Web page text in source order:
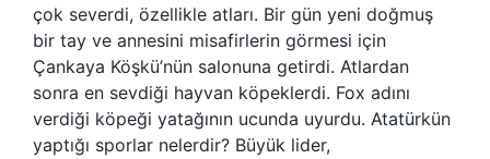
çok severdi, özellikle atları. Bir gün yeni doğmuş
bir tay ve annesini misafirlerin görmesi için
Çankaya Köşkü’nün salonuna getirdi. Atlardan
sonra en sevdiği hayvan köpeklerdi. Fox adını
verdiği köpeği yatağının ucunda uyurdu. Atatürkün
yaptığı sporlar nelerdir? Büyük lider,